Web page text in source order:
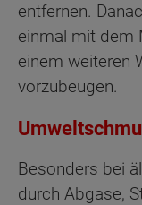
entfernen.
einmal mit dem
einem weiteren
vorzubeugen.
Besonders bei
durch Abgase,